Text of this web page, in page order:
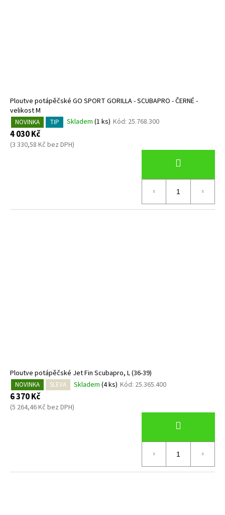
Ploutve potápěčské GO SPORT GORILLA - SCUBAPRO - ČERNÉ -
velikost M
NOVINKA TIP Skladem (1 ks) Kód: 25.768.300
4 030 Kč
(3 330,58 Kč bez DPH)
Ploutve potápěčské Jet Fin Scubapro, L (36-39)
NOVINKA SLEVA Skladem (4 ks) Kód: 25.365.400
6 370 Kč
(5 264,46 Kč bez DPH)